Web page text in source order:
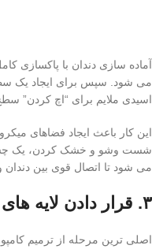
آماده سازی دندان با پاکسازی
می شود. سپس برای ایجاد یک
اسیدی ملایم برای “اچ کردن”
این کار باعث ایجاد فضاهای
شست وشو و خشک کردن، یک
می شود تا اتصال قوی بین دندان
۳. قرار دادن لایه های کامپوزیت
اصلی ترین مرحله از ترمیم